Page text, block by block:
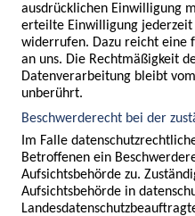
ausdrücklichen Einwilligung
erteilte Einwilligung jederzeit
widerrufen. Dazu reicht eine
an uns. Die Rechtmäßigkeit
Datenverarbeitung bleibt
unberührt.
Beschwerderecht bei der
Im Falle
Betroffenen ein
Aufsichtsbehörde zu.
Aufsichtsbehörde in